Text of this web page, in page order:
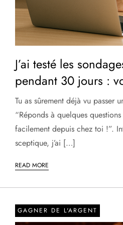
J’ai testé les
pendant 30 jours :
Tu as sûrement déjà vu passer
“Réponds à quelques
facilement depuis chez toi !”.
sceptique, j’ai […]
READ MORE
GAGNER DE L'ARGENT